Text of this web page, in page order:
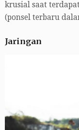
krusial saat
(ponsel terbaru
Jaringan